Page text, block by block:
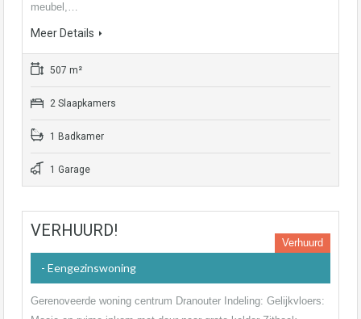
meubel,…
Meer Details
507 m²
2 Slaapkamers
1 Badkamer
1 Garage
VERHUURD!
Verhuurd
- Eengezinswoning
Gerenoveerde woning centrum Dranouter Indeling: Gelijkvloers: